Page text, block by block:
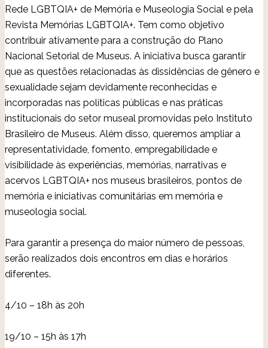
Rede LGBTQIA+ de Memória e Museologia Social e pela
Revista Memórias LGBTQIA+. Tem como objetivo
contribuir ativamente para a construção do Plano
Nacional Setorial de Museus. A iniciativa busca garantir
que as questões relacionadas às dissidências de gênero e
sexualidade sejam devidamente reconhecidas e
incorporadas nas políticas públicas e nas práticas
institucionais do setor museal promovidas pelo Instituto
Brasileiro de Museus. Além disso, queremos ampliar a
representatividade, fomento, empregabilidade e
visibilidade às experiências, memórias, narrativas e
acervos LGBTQIA+ nos museus brasileiros, pontos de
memória e iniciativas comunitárias em memória e
museologia social.
Para garantir a presença do maior número de pessoas,
serão realizados dois encontros em dias e horários
diferentes.
4/10 – 18h às 20h
19/10 – 15h às 17h